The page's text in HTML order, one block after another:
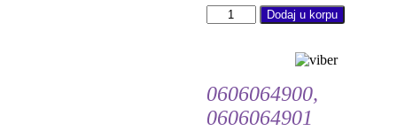
Polica
metal-
količina
Dodaj u korpu
0606064900,
0606064901